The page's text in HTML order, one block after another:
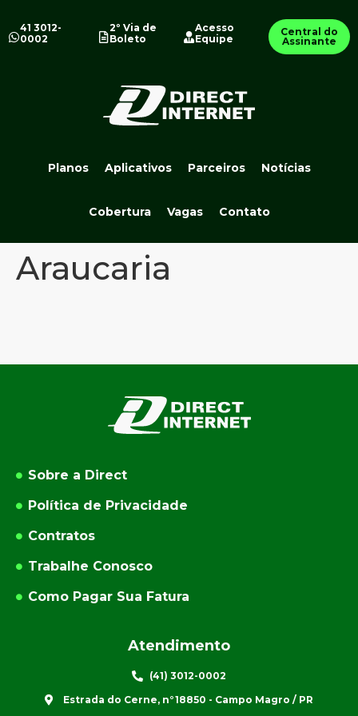
41 3012-
0002
2º Via de
Boleto
Acesso
Equipe
Central do
Assinante
Planos Aplicativos Parceiros Notícias
Cobertura Vagas Contato
Araucaria
Sobre a Direct
Política de Privacidade
Contratos
Trabalhe Conosco
Como Pagar Sua Fatura
Atendimento
(41) 3012-0002
Estrada do Cerne, n°18850 - Campo Magro / PR